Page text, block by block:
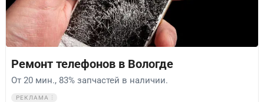
Ремонт телефонов в Вологде
От 20 мин., 83% запчастей в наличии.
РЕКЛАМА